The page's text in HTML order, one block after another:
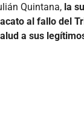
Quintana, la
al fallo del
a sus